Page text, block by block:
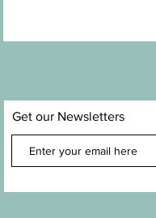
Get our Newsletters